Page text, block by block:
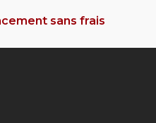
sans frais